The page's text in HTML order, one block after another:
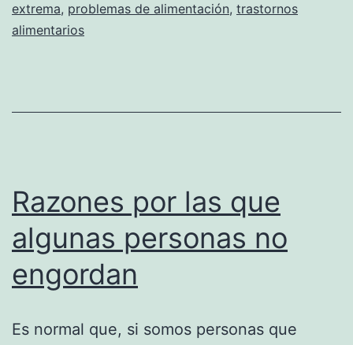
extrema, problemas de alimentación, trastornos
alimentarios
Razones por las que
algunas personas no
engordan
Es normal que, si somos personas que